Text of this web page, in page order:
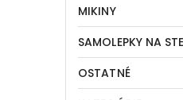
MIKINY
SAMOLEPKY NA
OSTATNÉ